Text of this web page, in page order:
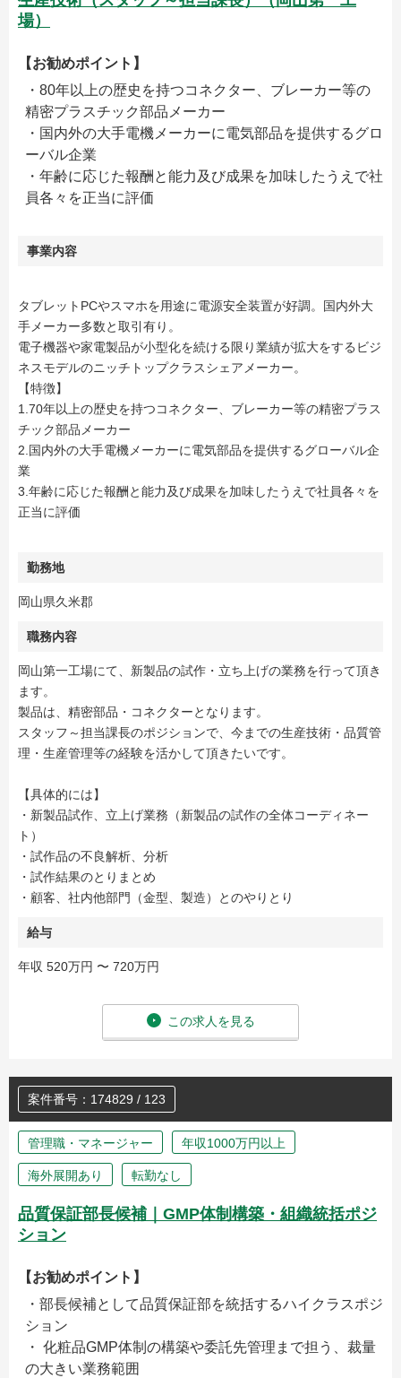
場）
【お勧めポイント】
・80年以上の歴史を持つコネクター、ブレーカー等の
精密プラスチック部品メーカー
・国内外の大手電機メーカーに電気部品を提供するグロ
ーバル企業
・年齢に応じた報酬と能力及び成果を加味したうえで社
員各々を正当に評価
事業内容
タブレットPCやスマホを用途に電源安全装置が好調。国内外大
手メーカー多数と取引有り。
電子機器や家電製品が小型化を続ける限り業績が拡大をするビジ
ネスモデルのニッチトップクラスシェアメーカー。
【特徴】
1.70年以上の歴史を持つコネクター、ブレーカー等の精密プラス
チック部品メーカー
2.国内外の大手電機メーカーに電気部品を提供するグローバル企
業
3.年齢に応じた報酬と能力及び成果を加味したうえで社員各々を
正当に評価
勤務地
岡山県久米郡
職務内容
岡山第一工場にて、新製品の試作・立ち上げの業務を行って頂き
ます。
製品は、精密部品・コネクターとなります。
スタッフ～担当課長のポジションで、今までの生産技術・品質管
理・生産管理等の経験を活かして頂きたいです。
【具体的には】
・新製品試作、立上げ業務（新製品の試作の全体コーディネー
ト）
・試作品の不良解析、分析
・試作結果のとりまとめ
・顧客、社内他部門（金型、製造）とのやりとり
給与
年収 520万円 〜 720万円
この求人を見る
案件番号：174829 / 123
管理職・マネージャー 年収1000万円以上
海外展開あり 転勤なし
品質保証部長候補｜GMP体制構築・組織統括ポジ
ション
【お勧めポイント】
・部長候補として品質保証部を統括するハイクラスポジ
ション
・ 化粧品GMP体制の構築や委託先管理まで担う、裁量
の大きい業務範囲